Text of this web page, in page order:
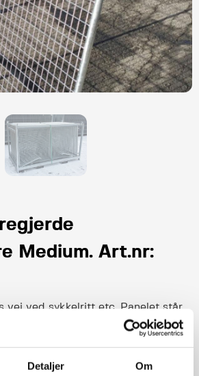
Detaljer Om
Medium. Art.nr:
vei ved sykkelritt etc. Panelet står
stikker ut foran.